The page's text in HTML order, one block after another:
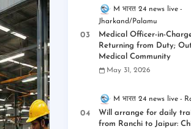
M भारत 24 news live
Jharkand/Palamu
Medical Officer-in-
Returning from Duty;
Medical Community
May 31, 2026
M भारत 24 news live
Will arrange for daily
from Ranchi to Jaipur: